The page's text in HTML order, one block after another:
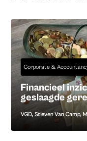
Corporate &
Financieel
geslaagde
VGD,Stieven Van Camp,